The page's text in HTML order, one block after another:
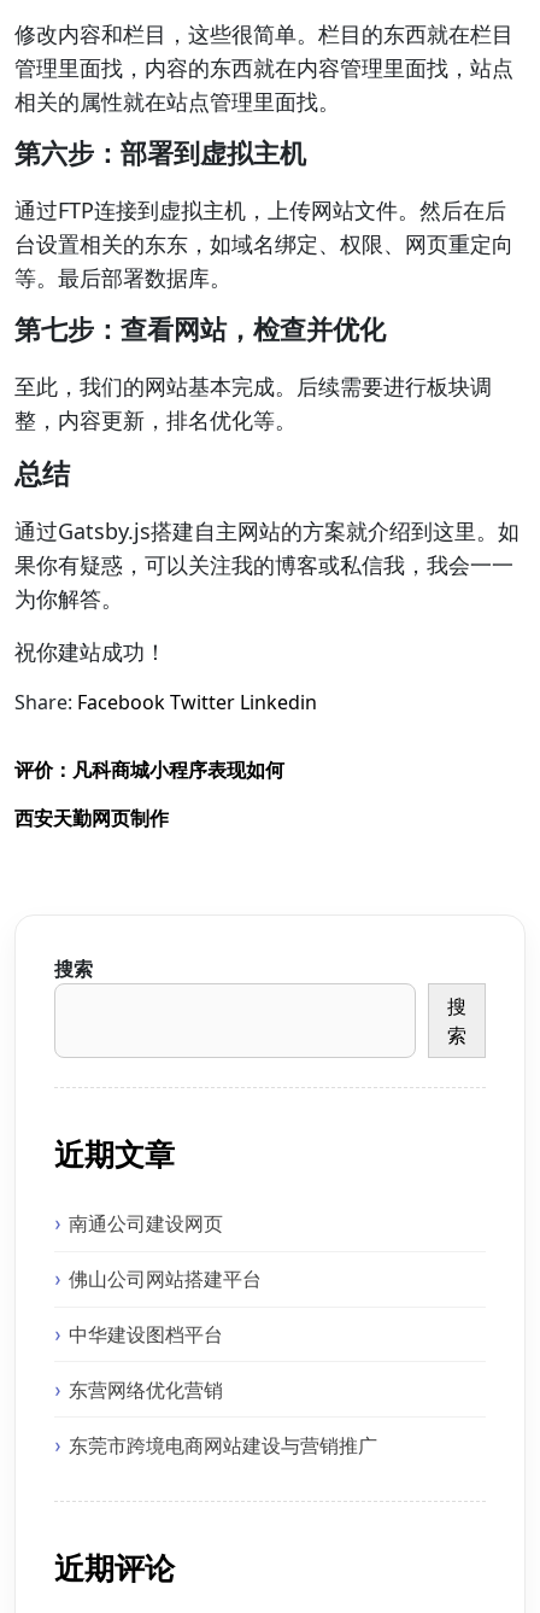
修改内容和栏目，这些很简单。栏目的东西就在栏目
管理里面找，内容的东西就在内容管理里面找，站点
相关的属性就在站点管理里面找。
第六步：部署到虚拟主机
通过FTP连接到虚拟主机，上传网站文件。然后在后
台设置相关的东东，如域名绑定、权限、网页重定向
等。最后部署数据库。
第七步：查看网站，检查并优化
至此，我们的网站基本完成。后续需要进行板块调
整，内容更新，排名优化等。
总结
通过Gatsby.js搭建自主网站的方案就介绍到这里。如
果你有疑惑，可以关注我的博客或私信我，我会一一
为你解答。
祝你建站成功！
Share: FacebookTwitter Linkedin
评价：凡科商城小程序表现如何
西安天勤网页制作
搜索
搜
索
近期文章
南通公司建设网页
佛山公司网站搭建平台
中华建设图档平台
东营网络优化营销
东莞市跨境电商网站建设与营销推广
近期评论